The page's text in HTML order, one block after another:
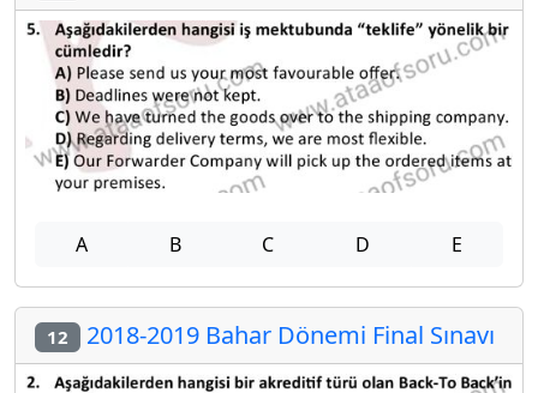
A B C D E
12 2018-2019 Bahar Dönemi Final Sınavı